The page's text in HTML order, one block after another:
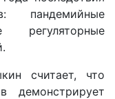
пандемийные
регуляторные
считает, что
демонстрирует